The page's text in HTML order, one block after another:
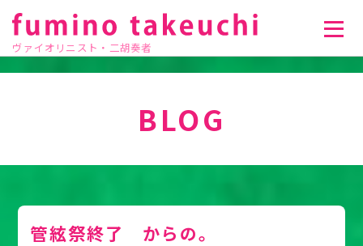
ヴァイオリニスト・二胡奏者
BLOG
管絃祭終了 からの。